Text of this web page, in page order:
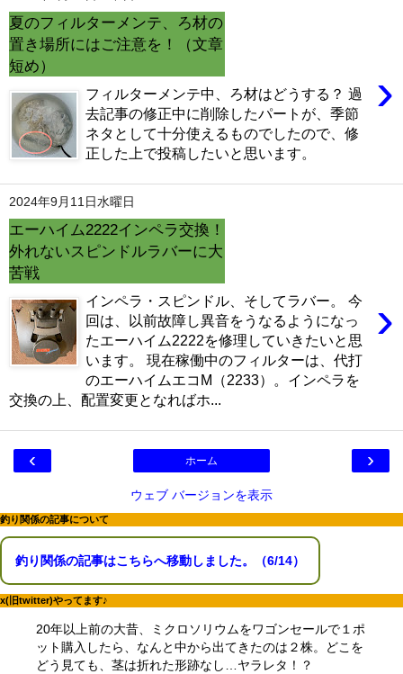
夏のフィルターメンテ、ろ材の
置き場所にはご注意を！（文章
短め）
›
フィルターメンテ中、ろ材はどうする？ 過
去記事の修正中に削除したパートが、季節
ネタとして十分使えるものでしたので、修
正した上で投稿したいと思います。
2024年9月11日水曜日
エーハイム2222インペラ交換！
外れないスピンドルラバーに大
苦戦
›
インペラ・スピンドル、そしてラバー。 今
回は、以前故障し異音をうなるようになっ
たエーハイム2222を修理していきたいと思
います。 現在稼働中のフィルターは、代打
のエーハイムエコM（2233）。インペラを
交換の上、配置変更となればホ...
‹ ›
ホーム
ウェブ バージョンを表示
釣り関係の記事について
釣り関係の記事はこちらへ移動しました。（6/14）
x(旧twitter)やってます♪
20年以上前の大昔、ミクロソリウムをワゴンセールで１ポ
ット購入したら、なんと中から出てきたのは２株。どこを
どう見ても、茎は折れた形跡なし…ヤラレタ！？